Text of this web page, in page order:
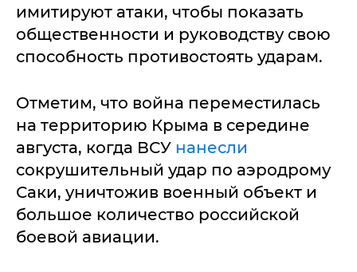
имитируют атаки, чтобы показать
общественности и руководству свою
способность противостоять ударам.
Отметим, что война переместилась
на территорию Крыма в середине
августа, когда ВСУ нанесли
сокрушительный удар по аэродрому
Саки, уничтожив военный объект и
большое количество российской
боевой авиации.